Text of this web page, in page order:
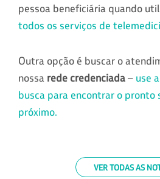
pessoa beneficiária quando
todos os serviços de
Outra opção é buscar o
nossa rede credenciada– use
busca para encontrar o pronto
próximo.
VER TODAS AS